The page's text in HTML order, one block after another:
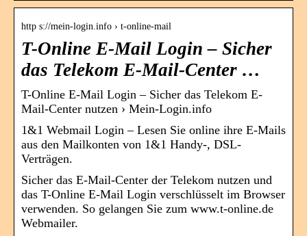
http s://mein-login.info › t-online-mail
T-Online E-Mail Login – Sicher
das Telekom E-Mail-Center …
T-Online E-Mail Login – Sicher das Telekom E-
Mail-Center nutzen › Mein-Login.info
1&1 Webmail Login – Lesen Sie online ihre E-Mails
aus den Mailkonten von 1&1 Handy-, DSL-
Verträgen.
Sicher das E-Mail-Center der Telekom nutzen und
das T-Online E-Mail Login verschlüsselt im Browser
verwenden. So gelangen Sie zum www.t-online.de
Webmailer.